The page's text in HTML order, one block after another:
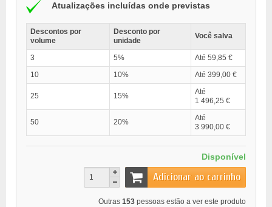
Atualizações incluídas onde previstas
Descontos por
volume
Desconto por
unidade
Você salva
3 5%
Até 59,85 €
10
10% Até 399,00 €
25 15%
Até
1 496,25 €
50 20%
Até
3 990,00 €
Disponível
Adicionar ao carrinho
Outras 153 pessoas estão a ver este produto